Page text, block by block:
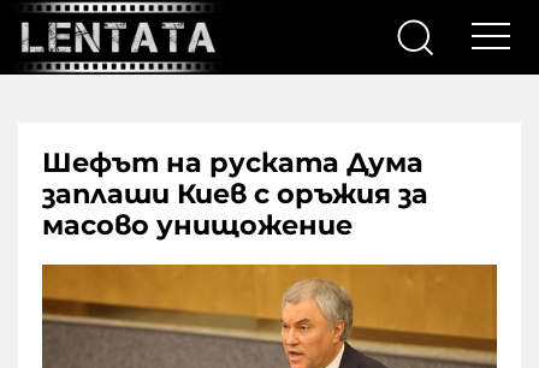
Шефът на руската Дума
заплаши Киев с оръжия за
масово унищожение